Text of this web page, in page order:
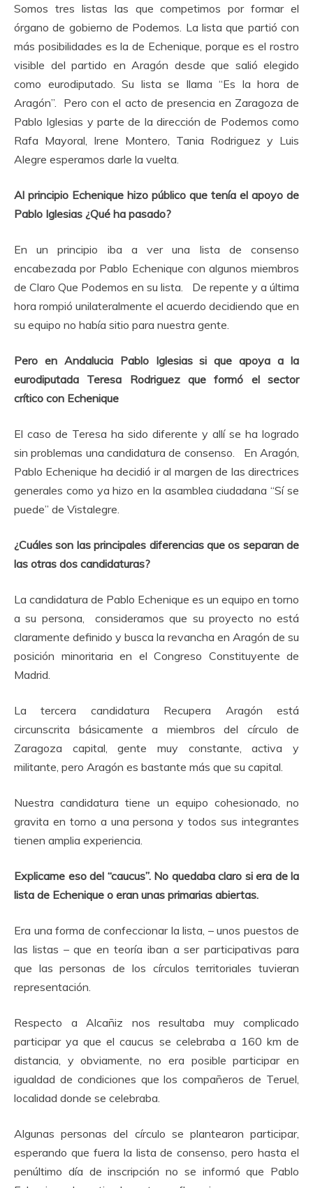
Somos tres listas las que competimos por formar el
órgano de gobierno de Podemos. La lista que partió con
más posibilidades es la de Echenique, porque es el rostro
visible del partido en Aragón desde que salió elegido
como eurodiputado. Su lista se llama “Es la hora de
Aragón”. Pero con el acto de presencia en Zaragoza de
Pablo Iglesias y parte de la dirección de Podemos como
Rafa Mayoral, Irene Montero, Tania Rodriguez y Luis
Alegre esperamos darle la vuelta.
Al principio Echenique hizo público que tenía el apoyo de
Pablo Iglesias ¿Qué ha pasado?
En un principio iba a ver una lista de consenso
encabezada por Pablo Echenique con algunos miembros
de Claro Que Podemos en su lista. De repente y a última
hora rompió unilateralmente el acuerdo decidiendo que en
su equipo no había sitio para nuestra gente.
Pero en Andalucia Pablo Iglesias si que apoya a la
eurodiputada Teresa Rodriguez que formó el sector
crítico con Echenique
El caso de Teresa ha sido diferente y allí se ha logrado
sin problemas una candidatura de consenso. En Aragón,
Pablo Echenique ha decidió ir al margen de las directrices
generales como ya hizo en la asamblea ciudadana “Sí se
puede” de Vistalegre.
¿Cuáles son las principales diferencias que os separan de
las otras dos candidaturas?
La candidatura de Pablo Echenique es un equipo en torno
a su persona, consideramos que su proyecto no está
claramente definido y busca la revancha en Aragón de su
posición minoritaria en el Congreso Constituyente de
Madrid.
La tercera candidatura Recupera Aragón está
circunscrita básicamente a miembros del círculo de
Zaragoza capital, gente muy constante, activa y
militante, pero Aragón es bastante más que su capital.
Nuestra candidatura tiene un equipo cohesionado, no
gravita en torno a una persona y todos sus integrantes
tienen amplia experiencia.
Explicame eso del “caucus”. No quedaba claro si era de la
lista de Echenique o eran unas primarias abiertas.
Era una forma de confeccionar la lista, – unos puestos de
las listas – que en teoría iban a ser participativas para
que las personas de los círculos territoriales tuvieran
representación.
Respecto a Alcañiz nos resultaba muy complicado
participar ya que el caucus se celebraba a 160 km de
distancia, y obviamente, no era posible participar en
igualdad de condiciones que los compañeros de Teruel,
localidad donde se celebraba.
Algunas personas del círculo se plantearon participar,
esperando que fuera la lista de consenso, pero hasta el
penúltimo día de inscripción no se informó que Pablo